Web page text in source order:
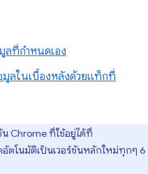
ลที่กำหนดเอง
มูลในเบื้องหลังด้วยแท็กที่
Chrome ที่ใช้อยู่ได้ที่
อัตโนมัติเป็นเวอร์ชันหลักใหม่ทุกๆ 6